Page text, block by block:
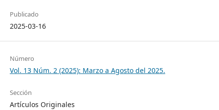
Publicado
2025-03-16
Número
Vol. 13 Núm. 2 (2025): Marzo a Agosto del 2025.
Sección
Artículos Originales